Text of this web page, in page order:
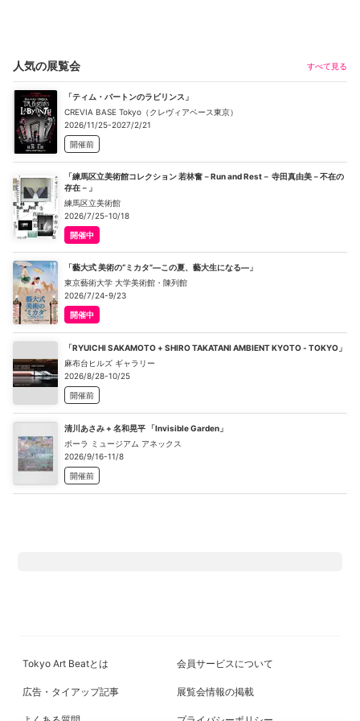
人気の展覧会 すべて見る
「ティム・バートンのラビリンス」
CREVIA BASE Tokyo（クレヴィアベース東京）
2026/11/25-2027/2/21
開催前
「練馬区立美術館コレクション 若林奮－Run and Rest－ 寺田真由美－不在の
存在－」
練馬区立美術館
2026/7/25-10/18
開催中
「藝大式 美術の“ミカタ”―この夏、藝大生になる―」
東京藝術大学 大学美術館・陳列館
2026/7/24-9/23
開催中
「RYUICHI SAKAMOTO + SHIRO TAKATANI AMBIENT KYOTO - TOKYO」
麻布台ヒルズ ギャラリー
2026/8/28-10/25
開催前
清川あさみ + 名和晃平 「Invisible Garden」
ポーラ ミュージアム アネックス
2026/9/16-11/8
開催前
Tokyo Art Beatとは 会員サービスについて
広告・タイアップ記事 展覧会情報の掲載